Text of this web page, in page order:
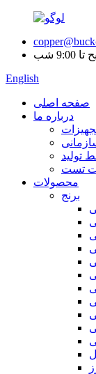
English
صفحه اصلی
درباره ما
تولید
تست
محصولات
برنج